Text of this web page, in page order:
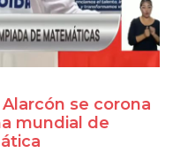
se corona
mundial de